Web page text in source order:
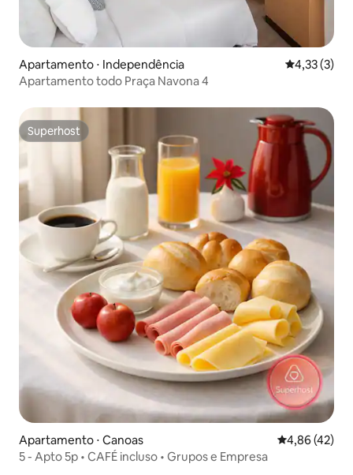
Apartamento ⋅ Independência 4,33 de
4,33 (3)
Apartamento todo Praça Navona 4
Superhost
Superhost
Apartamento ⋅ Canoas 4,86 de uma
4,86 (42)
5 - Apto 5p • CAFÉ incluso • Grupos e Empresa